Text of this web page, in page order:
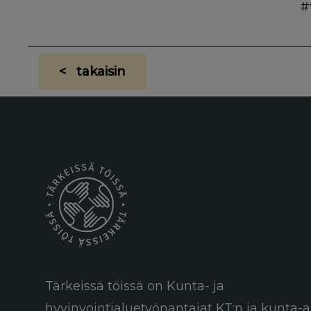
< takaisin
Tärkeissä töissä on Kunta- ja